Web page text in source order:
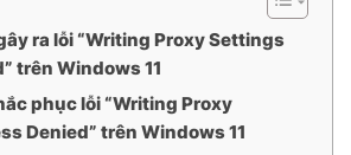
ra lỗi “Writing Proxy Settings
trên Windows 11
phục lỗi “Writing Proxy
Denied” trên Windows 11